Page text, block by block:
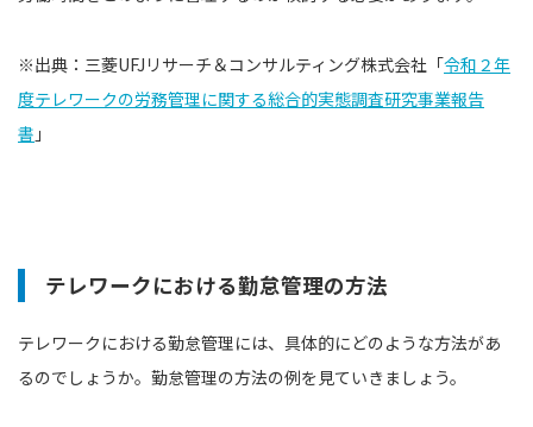
※出典：三菱UFJリサーチ＆コンサルティング株式会社「令和２年
度テレワークの労務管理に関する総合的実態調査研究事業報告
書 」
テレワークにおける勤怠管理の方法
テレワークにおける勤怠管理には、具体的にどのような方法があ
るのでしょうか。勤怠管理の方法の例を見ていきましょう。